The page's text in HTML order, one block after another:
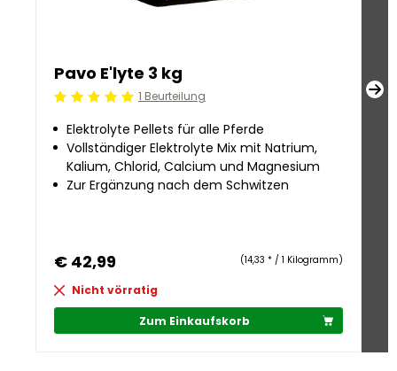
Pavo E'lyte 3 kg
Beoordeling: 5/51 Beurteilung
Elektrolyte Pellets für alle Pferde
Vollständiger Elektrolyte Mix mit Natrium,
Kalium, Chlorid, Calcium und Magnesium
Zur Ergänzung nach dem Schwitzen
€ 42,99 (14,33 * / 1 Kilogramm)
Nicht vörratig
Zum Einkaufskorb